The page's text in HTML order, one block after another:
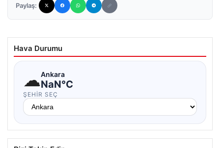
Paylaş:
Hava Durumu
☁Ankara
NaN°C
ŞEHIR SEÇ